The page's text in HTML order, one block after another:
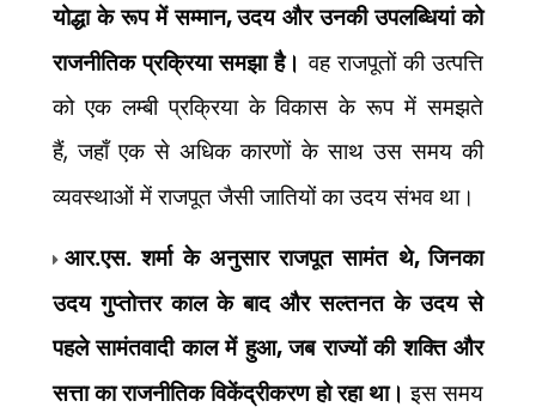
योद्धा के रूप में सम्मान,उदय और उनकी उपलब्धियां को
राजनीतिक प्रक्रिया समझा है। वह राजपूतों की उत्पत्ति
को एक लम्बी प्रक्रिया के विकास के रूप में समझते
हैं,जहाँ एक से अधिक कारणों के साथ उस समय की
व्यवस्थाओं में राजपूत जैसी जातियों का उदय संभव था।
आर.एस. शर्मा के अनुसार राजपूत सामंत थे,जिनका
उदय गुप्तोत्तर काल के बाद और सल्तनत के उदय से
पहले सामंतवादी काल में हुआ,जब राज्यों की शक्ति और
सत्ता का राजनीतिक विकेंद्रीकरण हो रहा था। इस समय